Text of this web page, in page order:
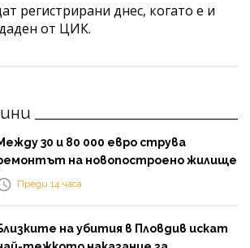
регистрирани днес, когато е и
от ЦИК.
30 и 80 000 евро струва
на новопостроено жилище
Преди 14 часа
на убития в Пловдив искат